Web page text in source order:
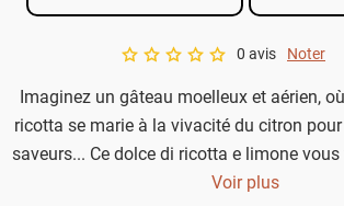
Guide d'achat
A star rating of 0 out of 5.
0 avis Noter
Imaginez un gâteau moelleux et aérien,
ricotta se marie à la vivacité du citron
saveurs... Ce dolce di ricotta e limone vous
le soleil éclatant de l’été !
Voir plus